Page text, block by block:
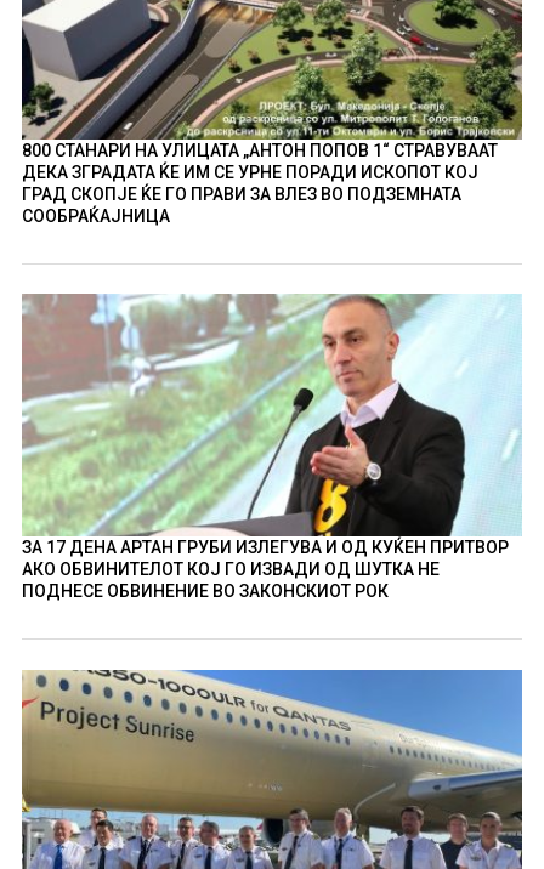
800 СТАНАРИ НА УЛИЦАТА „АНТОН ПОПОВ 1“ СТРАВУВААТ
ДЕКА ЗГРАДАТА ЌЕ ИМ СЕ УРНЕ ПОРАДИ ИСКОПОТ КОЈ
ГРАД СКОПЈЕ ЌЕ ГО ПРАВИ ЗА ВЛЕЗ ВО ПОДЗЕМНАТА
СООБРАЌАЈНИЦА
ЗА 17 ДЕНА АРТАН ГРУБИ ИЗЛЕГУВА И ОД КУЌЕН ПРИТВОР
АКО ОБВИНИТЕЛОТ КОЈ ГО ИЗВАДИ ОД ШУТКА НЕ
ПОДНЕСЕ ОБВИНЕНИЕ ВО ЗАКОНСКИОТ РОК